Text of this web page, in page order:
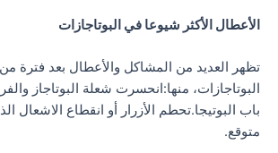
الأعطال الأكثر شيوعا في البوتاجازات
تظهر العديد من المشاكل والأعطال بعد فترة
البوتاجازات، منها:انحسرت شعلة البوتاجاز
باب البوتيجا.تحطم الأزرار أو انقطاع الاشعال
متوقع.